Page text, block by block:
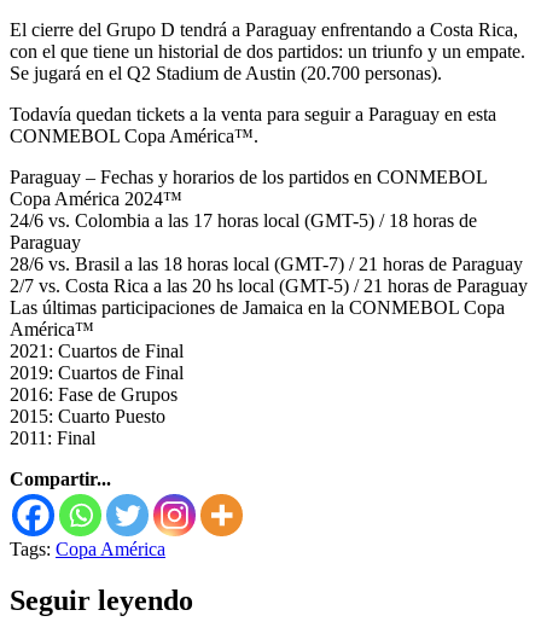
El cierre del Grupo D tendrá a Paraguay enfrentando a Costa Rica,
con el que tiene un historial de dos partidos: un triunfo y un empate.
Se jugará en el Q2 Stadium de Austin (20.700 personas).
Todavía quedan tickets a la venta para seguir a Paraguay en esta
CONMEBOL Copa América™.
Paraguay – Fechas y horarios de los partidos en CONMEBOL
Copa América 2024™
24/6 vs. Colombia a las 17 horas local (GMT-5) / 18 horas de
Paraguay
28/6 vs. Brasil a las 18 horas local (GMT-7) / 21 horas de Paraguay
2/7 vs. Costa Rica a las 20 hs local (GMT-5) / 21 horas de Paraguay
Las últimas participaciones de Jamaica en la CONMEBOL Copa
América™
2021: Cuartos de Final
2019: Cuartos de Final
2016: Fase de Grupos
2015: Cuarto Puesto
2011: Final
Compartir...
Tags: Copa América
Seguir leyendo